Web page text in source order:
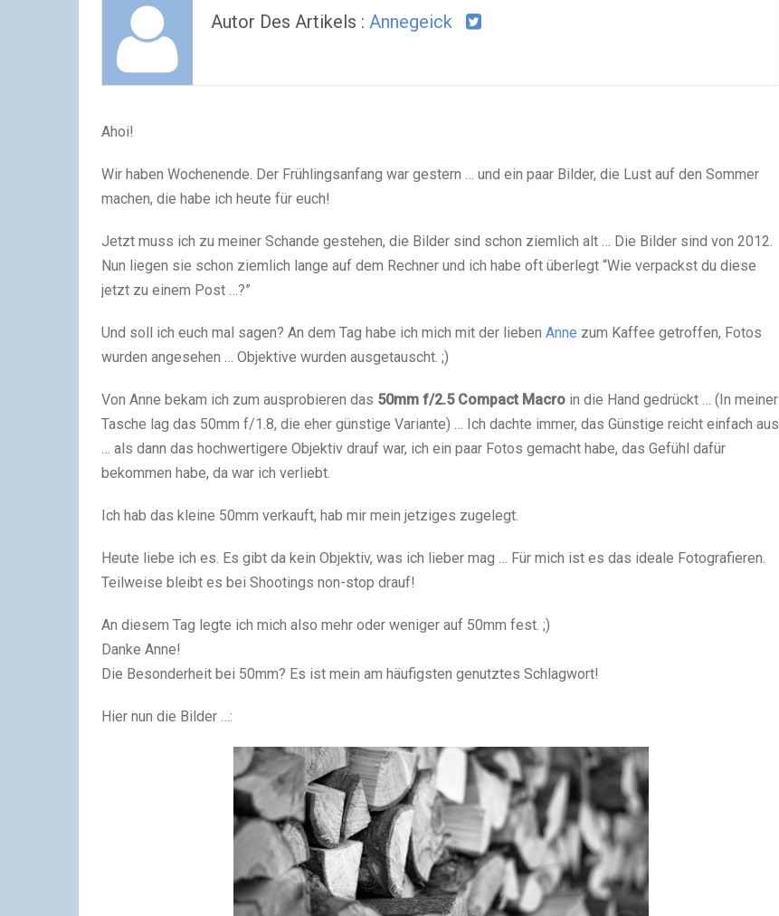
Autor Des Artikels : Annegeick
Ahoi!
Wir haben Wochenende. Der Frühlingsanfang war gestern … und ein paar Bilder, die Lust auf den Sommer
machen, die habe ich heute für euch!
Jetzt muss ich zu meiner Schande gestehen, die Bilder sind schon ziemlich alt … Die Bilder sind von 2012.
Nun liegen sie schon ziemlich lange auf dem Rechner und ich habe oft überlegt “Wie verpackst du diese
jetzt zu einem Post …?”
Und soll ich euch mal sagen? An dem Tag habe ich mich mit der lieben Anne zum Kaffee getroffen, Fotos
wurden angesehen … Objektive wurden ausgetauscht. ;)
Von Anne bekam ich zum ausprobieren das 50mm f/2.5 Compact Macro in die Hand gedrückt … (In meiner
Tasche lag das 50mm f/1.8, die eher günstige Variante) … Ich dachte immer, das Günstige reicht einfach aus
… als dann das hochwertigere Objektiv drauf war, ich ein paar Fotos gemacht habe, das Gefühl dafür
bekommen habe, da war ich verliebt.
Ich hab das kleine 50mm verkauft, hab mir mein jetziges zugelegt.
Heute liebe ich es. Es gibt da kein Objektiv, was ich lieber mag … Für mich ist es das ideale Fotografieren.
Teilweise bleibt es bei Shootings non-stop drauf!
An diesem Tag legte ich mich also mehr oder weniger auf 50mm fest. ;)
Danke Anne!
Die Besonderheit bei 50mm? Es ist mein am häufigsten genutztes Schlagwort!
Hier nun die Bilder …: